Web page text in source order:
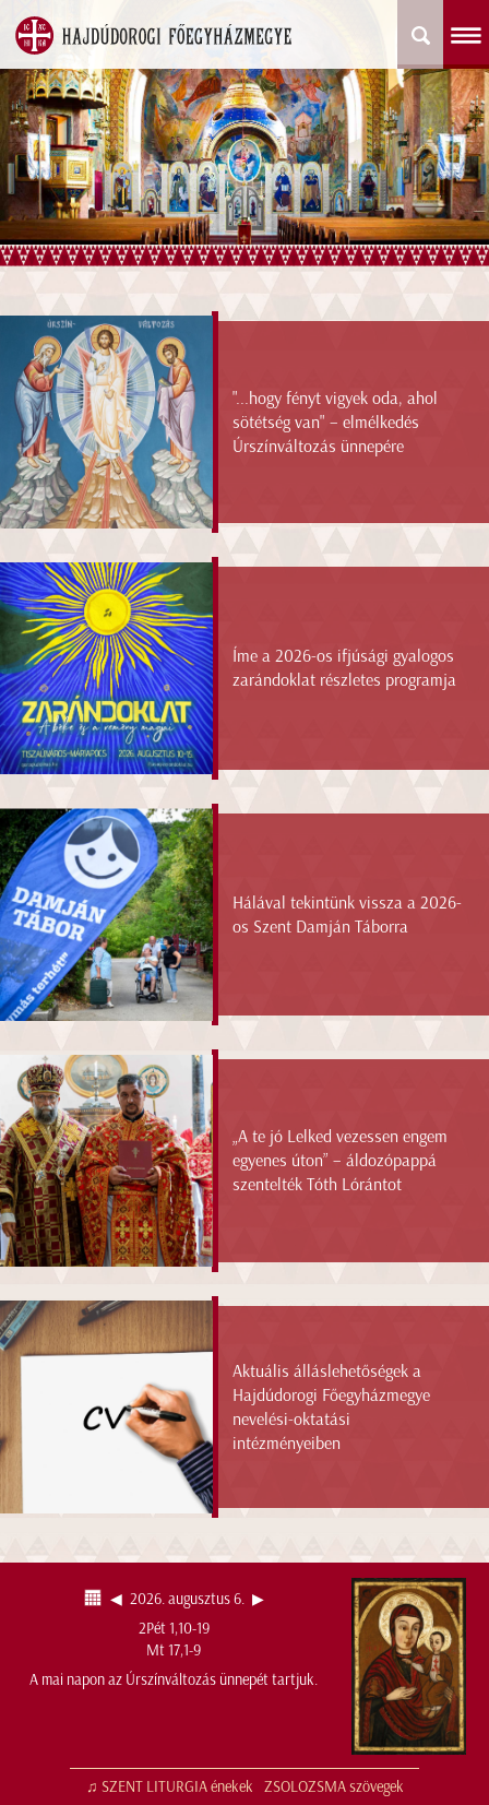
"...hogy fényt vigyek oda, ahol
sötétség van" – elmélkedés
Úrszínváltozás ünnepére
Íme a 2026-os ifjúsági gyalogos
zarándoklat részletes programja
Hálával tekintünk vissza a 2026-
os Szent Damján Táborra
„A te jó Lelked vezessen engem
egyenes úton” – áldozópappá
szentelték Tóth Lórántot
Aktuális álláslehetőségek a
Hajdúdorogi Főegyházmegye
nevelési-oktatási
intézményeiben
◀︎ 2026. augusztus 6. ▶︎
2Pét 1,10-19
Mt 17,1-9
A mai napon az Úrszínváltozás ünnepét tartjuk.
♫ SZENT LITURGIA énekek ZSOLOZSMA szövegek